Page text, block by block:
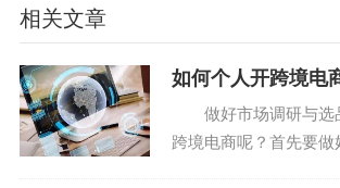
被告侵权有什么影响？
一旦卖家被投诉侵权，并经过亚马逊
核实确认，卖家将面临以下严重后果：
·产品下架：侵权产品将被立即下架，
相关文章
如何个人开跨境电
做好市场调研与
跨境电商呢？首先要做